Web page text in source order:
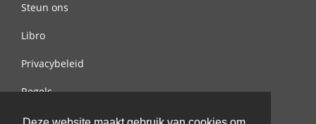
Steun ons
Libro
Privacybeleid
Regels
Contact met ons opnemen